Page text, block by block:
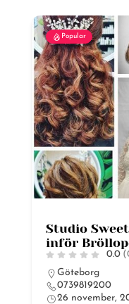
Popular
Studio
inför
0.0
Göteborg
0739819200
26 november,